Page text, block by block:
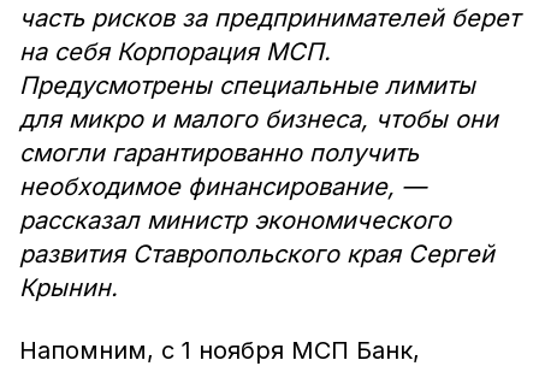
часть рисков за предпринимателей берет
на себя Корпорация МСП.
Предусмотрены специальные лимиты
для микро и малого бизнеса, чтобы они
смогли гарантированно получить
необходимое финансирование, —
рассказал министр экономического
развития Ставропольского края Сергей
Крынин.
Напомним, с 1 ноября МСП Банк,